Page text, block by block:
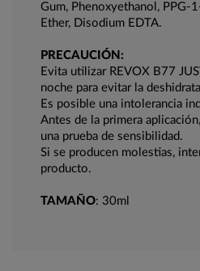
Gum, Phenoxyethanol, PPG-
Ether, Disodium EDTA.
PRECAUCIÓN:
Evita utilizar REVOX B77
noche para evitar la
Es posible una intolerancia
Antes de la primera
una prueba de sensibilidad.
Si se producen molestias,
producto.
TAMAÑO: 30ml